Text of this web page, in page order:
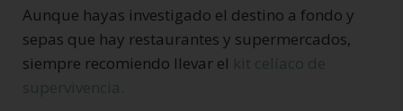
Aunque hayas investigado el destino a fondo y
sepas que hay restaurantes y supermercados,
siempre recomiendo llevar el kit celíaco de
supervivencia.